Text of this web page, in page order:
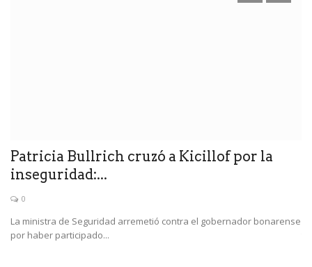
Patricia Bullrich cruzó a Kicillof por la
inseguridad:...
0
La ministra de Seguridad arremetió contra el gobernador bonarense
por haber participado...